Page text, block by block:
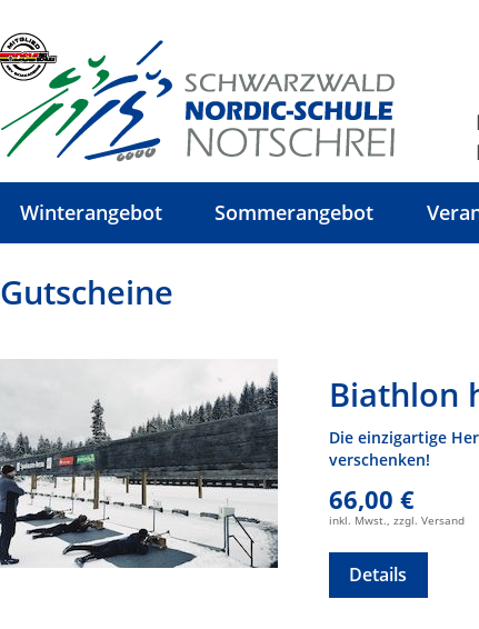
Winterangebot Sommerangebot
Gutscheine
Biathlon
Die einzigartige
verschenken!
66,00 €
inkl. Mwst., zzgl. Versand
Details